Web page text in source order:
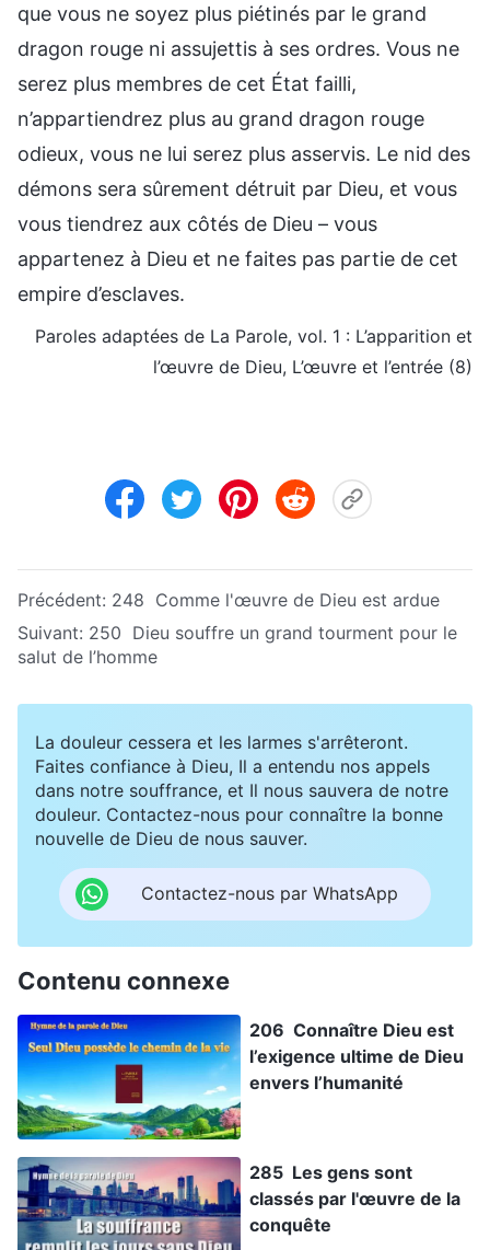
que vous ne soyez plus piétinés par le grand
dragon rouge ni assujettis à ses ordres. Vous ne
serez plus membres de cet État failli,
n’appartiendrez plus au grand dragon rouge
odieux, vous ne lui serez plus asservis. Le nid des
démons sera sûrement détruit par Dieu, et vous
vous tiendrez aux côtés de Dieu – vous
appartenez à Dieu et ne faites pas partie de cet
empire d’esclaves.
Paroles adaptées de La Parole, vol. 1 : L’apparition et
l’œuvre de Dieu, L’œuvre et l’entrée (8)
Précédent: 248 Comme l'œuvre de Dieu est ardue
Suivant: 250 Dieu souffre un grand tourment pour le
salut de l’homme
La douleur cessera et les larmes s'arrêteront.
Faites confiance à Dieu, Il a entendu nos appels
dans notre souffrance, et Il nous sauvera de notre
douleur. Contactez-nous pour connaître la bonne
nouvelle de Dieu de nous sauver.
Contactez-nous par WhatsApp
Contenu connexe
206 Connaître Dieu est
l’exigence ultime de Dieu
envers l’humanité
285 Les gens sont
classés par l'œuvre de la
conquête